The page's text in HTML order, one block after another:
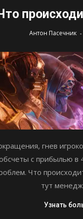
Антон Пасечник -
гнев
с прибылью в
Что
тут
Узнать